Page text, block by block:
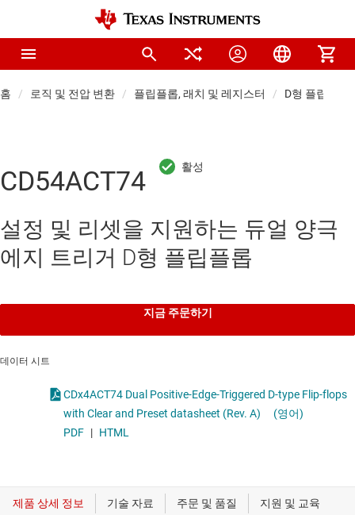
홈 로직 및 전압 변환 플립플롭, 래치 및 레지스터 D형 플립플롭
CD54ACT74
설정 및 리셋을 지원하는 듀얼 양극
에지 트리거 D형 플립플롭
지금 주문하기
데이터 시트
CDx4ACT74 Dual Positive-Edge-Triggered D-type Flip-flops
with Clear and Preset datasheet (Rev. A)
(영어)
PDF | HTML